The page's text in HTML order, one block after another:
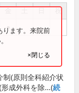
祝
●
ります。来院前
×閉じる
制(原則全科紹介状
成外科を除...(続